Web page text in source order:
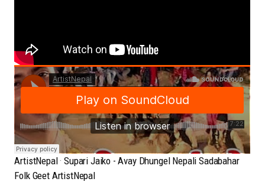
ArtistNepal·Supari Jaiko - Avay Dhungel Nepali Sadabahar
Folk Geet ArtistNepal